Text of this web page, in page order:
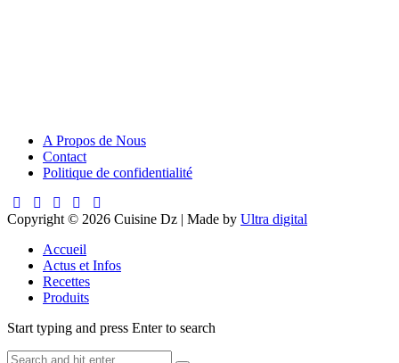
A Propos de Nous
Contact
Politique de confidentialité
Copyright © 2026 Cuisine Dz | Made by Ultra digital
Accueil
Actus et Infos
Recettes
Produits
Start typing and press Enter to search